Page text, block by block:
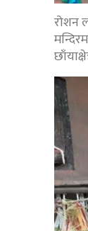
रोशन